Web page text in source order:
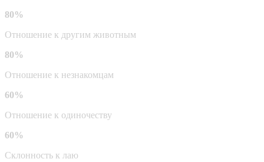
80%
Отношение к другим животным
80%
Отношение к незнакомцам
60%
Отношение к одиночеству
60%
Склонность к лаю